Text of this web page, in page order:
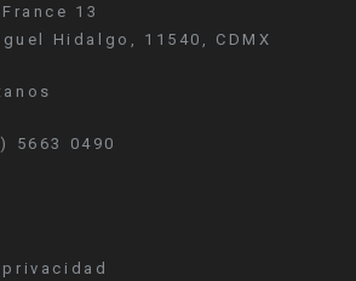
13
Hidalgo, 11540, CDMX
5663 0490